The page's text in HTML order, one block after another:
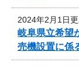
2024年2月1日
岐阜県立希望
売機設置に係